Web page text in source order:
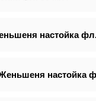
настойка
настойка